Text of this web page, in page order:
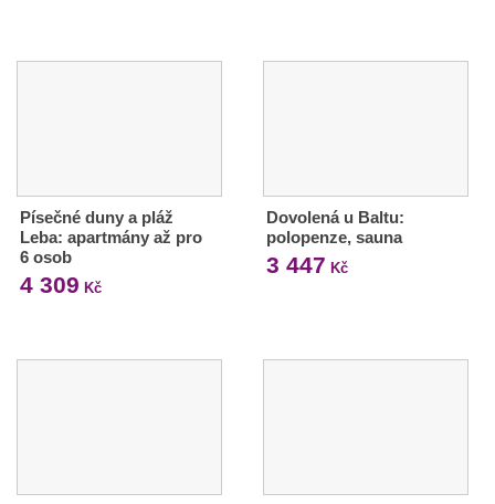
Písečné duny a pláž
Leba: apartmány až pro
6 osob
4 309 Kč
Dovolená u Baltu:
polopenze, sauna
3 447 Kč